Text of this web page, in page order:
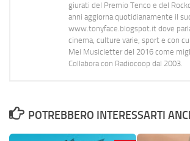
giurati del Premio Tenco e del
anni aggiorna quotidianamente il
www.tonyface.blogspot.it dove
cinema, culture varie, sport e con
Mei Musicletter del 2016 come
Collabora con Radiocoop dal 2003.
POTREBBERO INTERESSARTI